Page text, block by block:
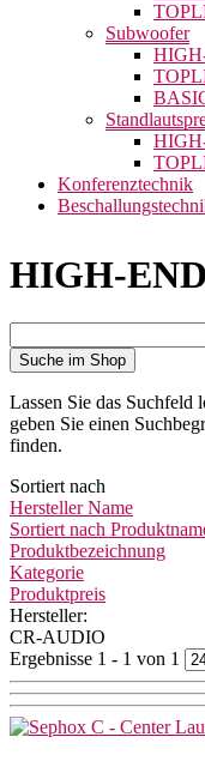
Subwoofer
Konferenztechnik
HIGH-END
Suche im Shop
Lassen Sie das Suchfeld
geben Sie einen
finden.
Sortiert nach
Hersteller Name
Sortiert nach
Produktbezeichnung
Kategorie
Produktpreis
Hersteller:
CR-AUDIO
Ergebnisse 1 - 1 von 1